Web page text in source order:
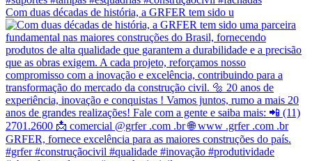
Com duas décadas de história, a GRFER tem sido u